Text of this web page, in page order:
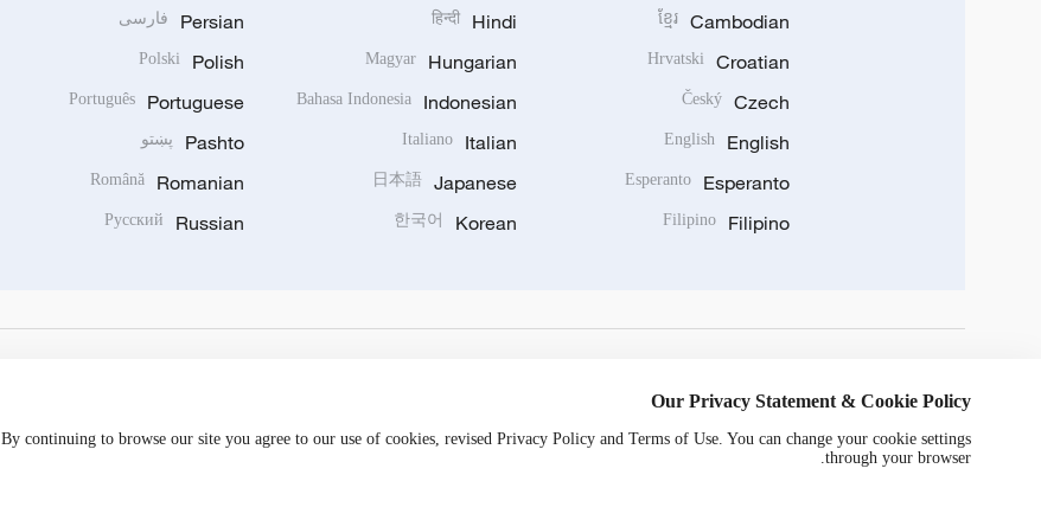
Cambodian
ខ្មែរ
Croatian
Hrvatski
Czech
Český
English
English
Esperanto
Esperanto
Filipino
Filipino
Hindi
हिन्दी
Hungarian
Magyar
Indonesian
Bahasa Indonesia
Italian
Italiano
Japanese
日本語
Korean
한국어
Persian فارسی
Polish
Polski
Portuguese
Português
Pashto پښتو
Romanian
Română
Russian
Русский
Our Privacy Statement & Cookie Policy
By continuing to browse our site you agree to our use of cookies, revised Privacy Policy and Terms of Use. You can change your cookie settings
through your browser.